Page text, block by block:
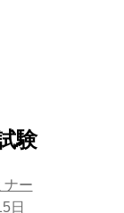
験
ナー
日